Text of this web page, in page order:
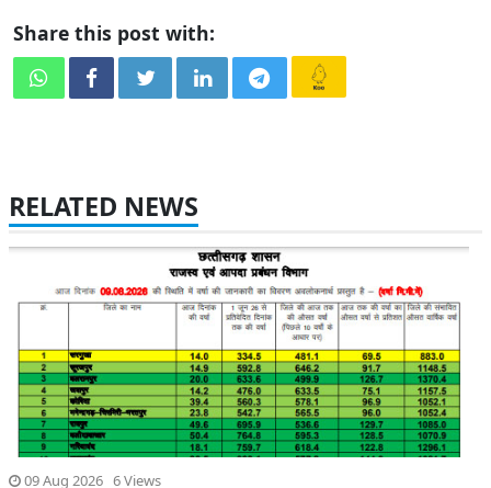
Share this post with:
RELATED NEWS
09 Aug 2026 6 Views